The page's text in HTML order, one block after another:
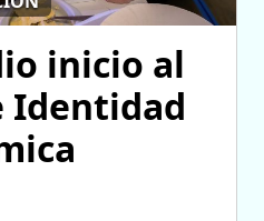
inicio al
Identidad